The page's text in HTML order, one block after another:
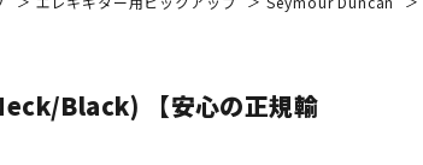
Black) 【安心の正規輸